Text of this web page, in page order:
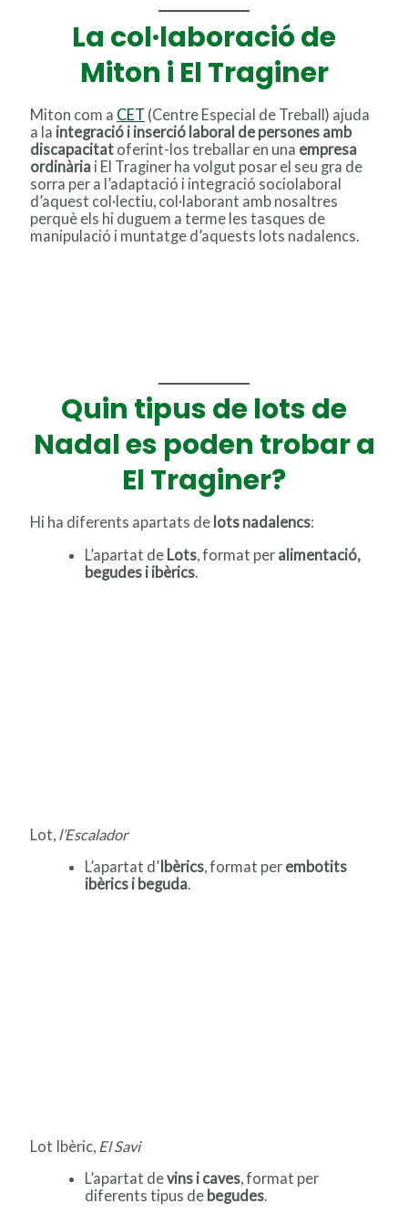
La col·laboració de
Miton i El Traginer
Miton com a CET (Centre Especial de Treball) ajuda
a la integració i inserció laboral de persones amb
discapacitat oferint-los treballar en una empresa
ordinària i El Traginer ha volgut posar el seu gra de
sorra per a l’adaptació i integració sociolaboral
d’aquest col·lectiu, col·laborant amb nosaltres
perquè els hi duguem a terme les tasques de
manipulació i muntatge d’aquests lots nadalencs.
Quin tipus de lots de
Nadal es poden trobar a
El Traginer?
Hi ha diferents apartats de lots nadalencs:
L’apartat de Lots , format per alimentació,
begudes i ibèrics
Lot, l’Escalador
L’apartat d’ Ibèrics, format per embotits
ibèrics i beguda.
Lot Ibèric, El Savi
L’apartat devins i caves, format per
diferents tipus de begudes.